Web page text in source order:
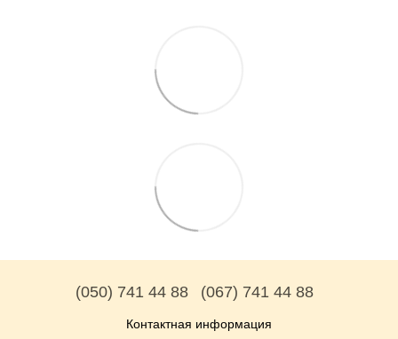
(050) 741 44 88 (067) 741 44 88
Контактная информация